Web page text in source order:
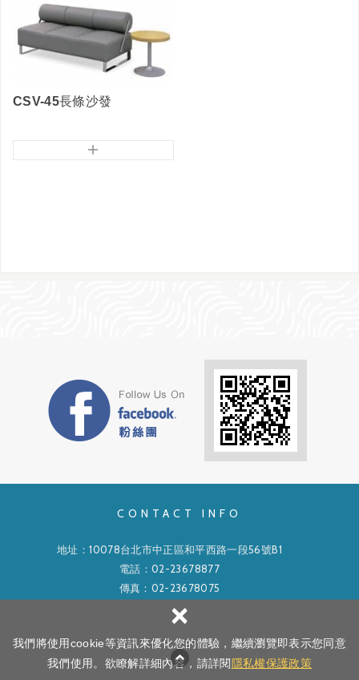
我們將使用cookie等資訊來優化您的體驗，繼續瀏覽即表示您同意
我們使用。欲瞭解詳細內容，請詳閱 隱私權保護政策
×
CSV-45長條沙發
+
CONTACT INFO
地址：10078台北市中正區和平西路一段56號B1
電話：02-23678877
傳真：02-23678075
cf0223678877@gmail.com
Copyright © 中日股份有限公司All Rights Reserved. 隱私權政策